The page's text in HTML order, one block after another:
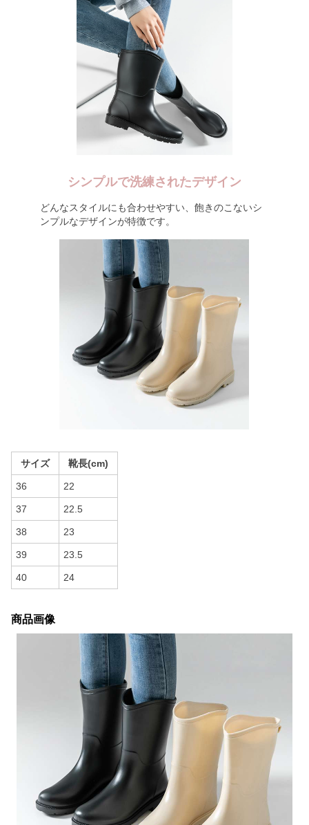
シンプルで洗練されたデザイン
どんなスタイルにも合わせやすい、飽きのこないシ
ンプルなデザインが特徴です。
サイズ 靴長(cm)
36 22
37 22.5
38 23
39 23.5
40 24
商品画像